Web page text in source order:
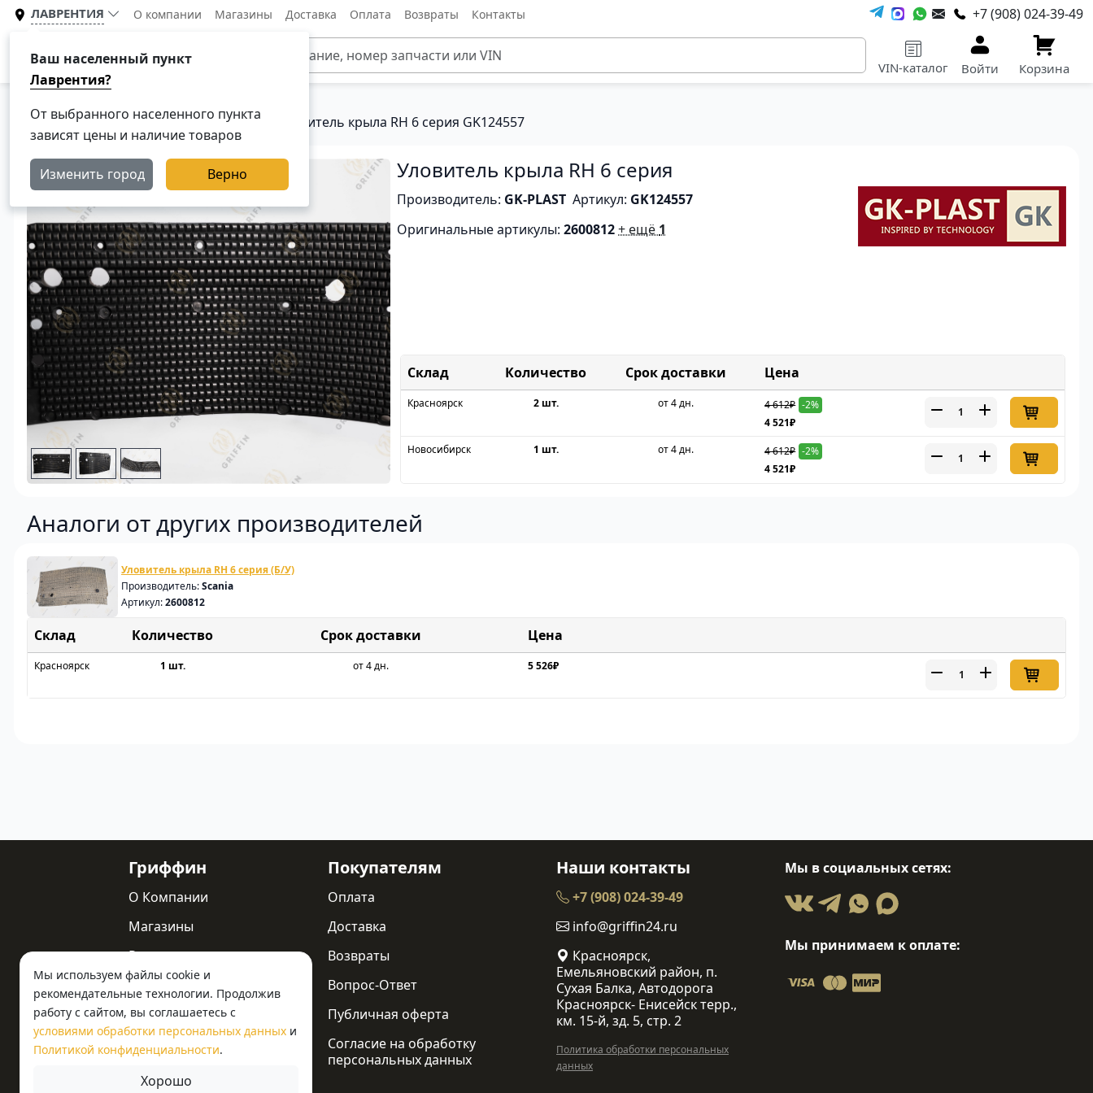
ЛАВРЕНТИЯ
Ваш населенный пункт
Лаврентия?
От выбранного населенного пункта
зависят цены и наличие товаров
Изменить город Верно
О компании Магазины Доставка Оплата Возвраты Контакты +7 (908) 024-39-49
Каталог
VIN-каталог Войти Корзина
Главная Каталог Кузовные детали Уловитель крыла RH 6 серия GK124557
Уловитель крыла RH 6 серия
Производитель: GK-PLAST Артикул: GK124557
Оригинальные артикулы:2600812+ ещё 1
Склад Срок доставки Цена
Красноярск 2 шт. от 4 дн. 4 612₽ -2%
4 521₽
Новосибирск
1 шт. от 4 дн. 4 612₽ -2%
4 521₽
Аналоги от других производителей
Уловитель крыла RH 6 серия (Б/У)
Производитель:Scania
Артикул:2600812
Склад Срок доставки Цена
Красноярск 1 шт. от 4 дн. 5 526₽
Мы используем файлы cookie и
рекомендательные технологии. Продолжив
работу с сайтом, вы соглашаетесь с
условиями обработки персональных данных и
Политикой конфиденциальности.
Хорошо
Гриффин
О Компании
Магазины
Реквизиты
Статьи
Новости
Контакты
Покупателям
Оплата
Доставка
Возвраты
Вопрос-Ответ
Публичная оферта
Согласие на обработку
персональных данных
Наши контакты
+7 (908) 024-39-49
info@griffin24.ru
Красноярск,
Емельяновский район, п.
Сухая Балка, Автодорога
Красноярск- Енисейск терр.,
км. 15-й, зд. 5, стр. 2
Политика обработки персональных
данных
Мы в социальных сетях:
Мы принимаем к оплате: